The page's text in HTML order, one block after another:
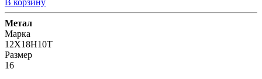
Метал
Марка
12Х18Н10Т
Размер
16